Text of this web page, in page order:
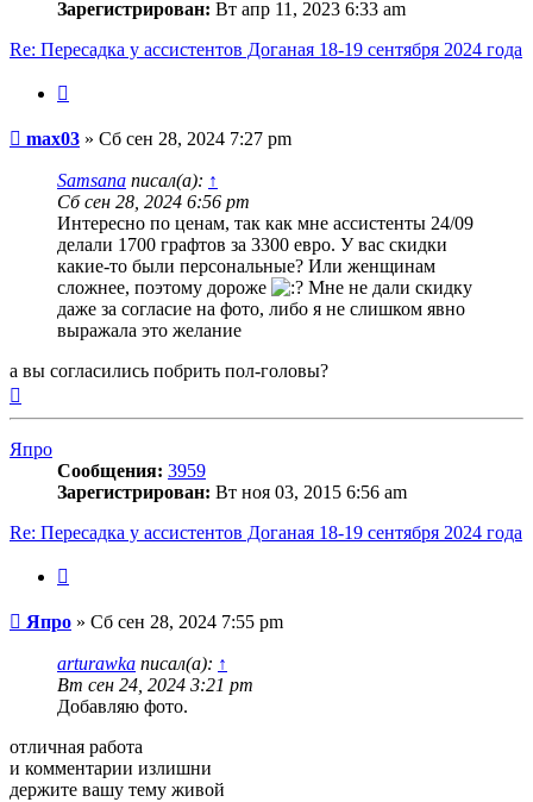
Зарегистрирован: Вт апр 11, 2023 6:33 am
Re: Пересадка у ассистентов Доганая 18-19 сентября 2024 года
Сообщение
max03 » Сб сен 28, 2024 7:27 pm
Samsana писал(а): ↑
Сб сен 28, 2024 6:56 pm
Интересно по ценам, так как мне ассистенты 24/09
делали 1700 графтов за 3300 евро. У вас скидки
какие-то были персональные? Или женщинам
сложнее, поэтому дороже
Мне не дали скидку
даже за согласие на фото, либо я не слишком явно
выражала это желание
а вы согласились побрить пол-головы?
Япро
Сообщения: 3959
Зарегистрирован: Вт ноя 03, 2015 6:56 am
Re: Пересадка у ассистентов Доганая 18-19 сентября 2024 года
Сообщение
Япро » Сб сен 28, 2024 7:55 pm
arturawka писал(а): ↑
Вт сен 24, 2024 3:21 pm
Добавляю фото.
отличная работа
и комментарии излишни
держите вашу тему живой